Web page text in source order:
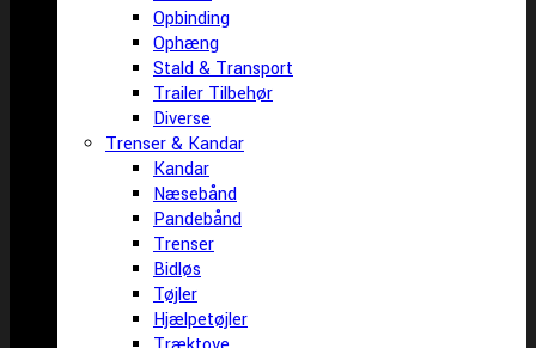
Opbinding
Ophæng
Stald & Transport
Trailer Tilbehør
Diverse
Trenser & Kandar
Kandar
Næsebånd
Pandebånd
Trenser
Bidløs
Tøjler
Hjælpetøjler